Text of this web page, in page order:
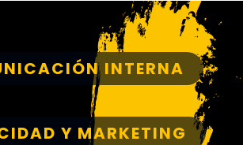
INTERNA
Y MARKETING